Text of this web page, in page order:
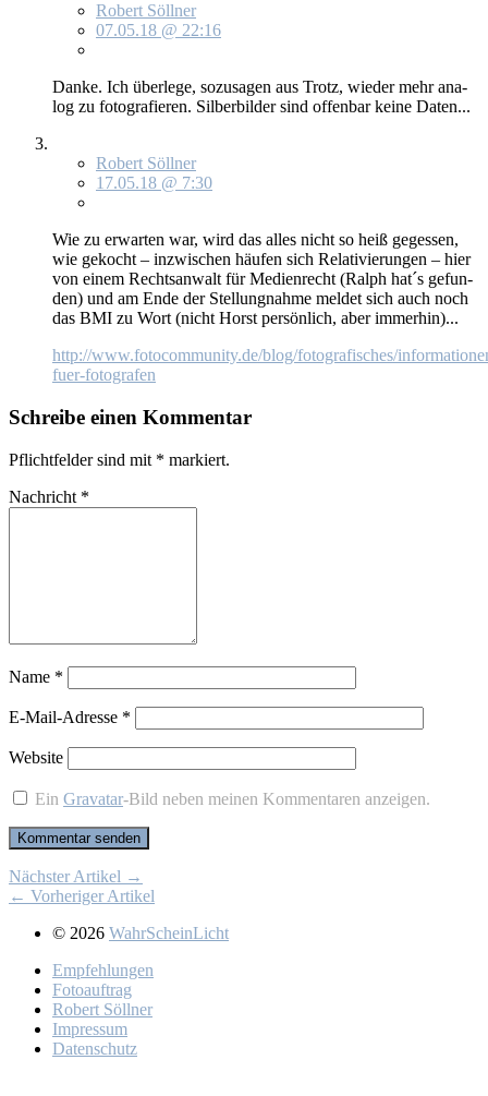
Robert Söllner
07.05.18 @ 22:16
Dan­ke. Ich über­le­ge, so­zu­sa­gen aus Trotz, wie­der mehr ana­
log zu fo­to­gra­fie­ren. Sil­ber­bil­der sind of­fen­bar kei­ne Da­ten...
Robert Söllner
17.05.18 @ 7:30
Wie zu er­war­ten war, wird das al­les nicht so heiß ge­ges­sen,
wie ge­kocht – in­zwi­schen häu­fen sich Re­la­ti­vie­run­gen – hier
von ei­nem Rechts­an­walt für Me­di­en­recht (Ralph hat´s ge­fun­
den) und am En­de der Stel­lung­nah­me mel­det sich auch noch
das BMI zu Wort (nicht Horst per­sön­lich, aber im­mer­hin)...
http://www.fotocommunity.de/blog/fotografisches/
fuer-fotografen
Schreibe einen Kommentar
Pflichtfelder sind mit * markiert.
Nachricht *
Name *
E-Mail-Adresse *
Website
EinGravatar-Bild neben meinen Kommentaren anzeigen.
Nächster Artikel →
← Vorheriger Artikel
© 2026 WahrScheinLicht
Emp­feh­lun­gen
Fo­to­auf­trag
Ro­bert Söll­ner
Im­pres­sum
Da­ten­schutz